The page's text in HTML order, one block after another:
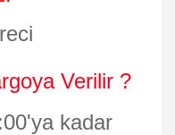
Verilir ?
kadar